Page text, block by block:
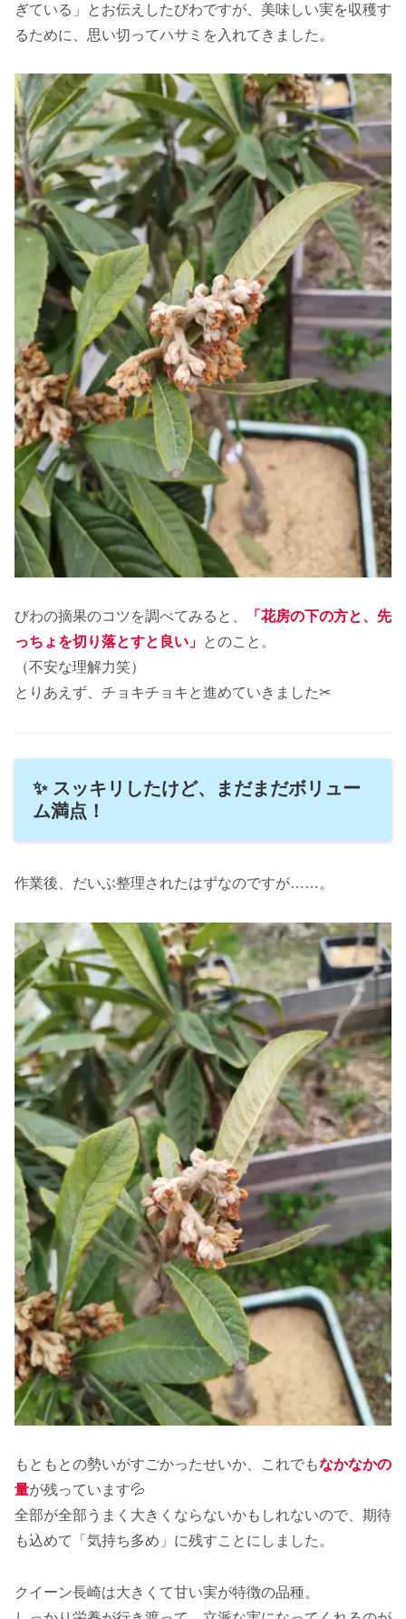
ぎている」とお伝えしたびわですが、美味しい実を収穫す
るために、思い切ってハサミを入れてきました。
びわの摘果のコツを調べてみると、
「花房の下の方と、先
っちょを切り落とすと良い」 とのこと。
（不安な理解力笑）
とりあえず、チョキチョキと進めていきました✂
✨ スッキリしたけど、まだまだボリュー
ム満点！
作業後、だいぶ整理されたはずなのですが……。
もともとの勢いがすごかったせいか、これでもなかなかの
量が残っています💦
全部が全部うまく大きくならないかもしれないので、期待
も込めて「気持ち多め」に残すことにしました。
クイーン長崎は大きくて甘い実が特徴の品種。